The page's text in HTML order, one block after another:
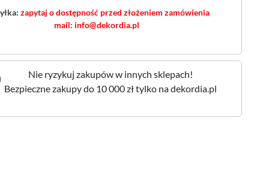
zapytaj o dostępność przed złożeniem zamówienia
mail: info@dekordia.pl
Nie ryzykuj zakupów w innych sklepach!
Bezpieczne zakupy do 10 000 zł tylko na dekordia.pl